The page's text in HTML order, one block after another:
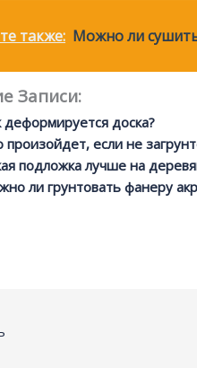
также: Можно ли
Записи:
деформируется доска?
произойдет, если не
подложка лучше на
ли грунтовать фанеру